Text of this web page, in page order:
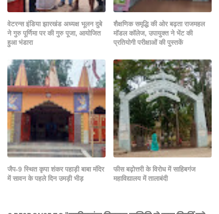
वेटरन्स इंडिया झारखंड अध्यक्ष भूलन दुबे
ने गुरु पूर्णिमा पर की गुरु पूजा, आयोजित
हुआ भंडारा
शैक्षणिक समृद्धि की ओर बढ़ता राजमहल
मॉडल कॉलेज, उपायुक्त ने भेंट की
प्रतियोगी परीक्षाओं की पुस्तकें
जैप-9 स्थित कृपा शंकर पहाड़ी बाबा मंदिर
में सावन के पहले दिन उमड़ी भीड़
फीस बढ़ोत्तरी के विरोध में साहिबगंज
महाविद्यालय में तालाबंदी